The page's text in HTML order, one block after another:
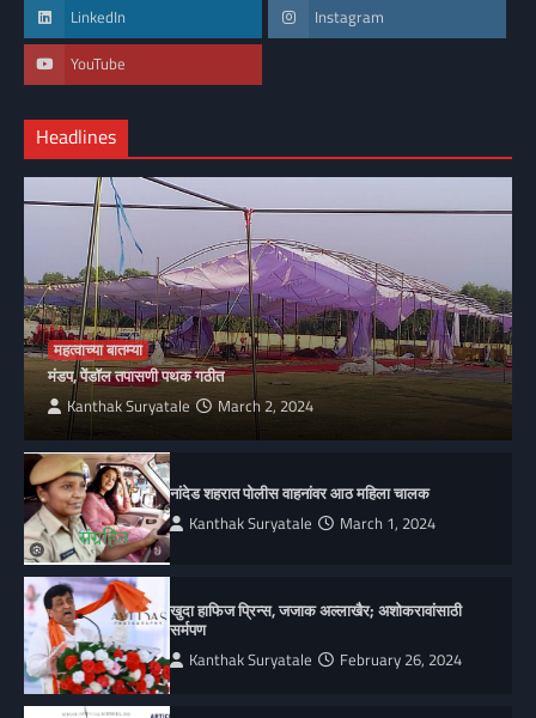
LinkedIn Instagram
YouTube
Headlines
महत्वाच्या बातम्या
मंडप, पेंडॉल तपासणी पथक गठीत
Kanthak Suryatale March 2, 2024
नांदेड शहरात पोलीस वाहनांवर आठ महिला चालक
Kanthak Suryatale March 1, 2024
खुदा हाफिज प्रिन्स, जजाक अल्लाखैर; अशोकरावांसाठी
सर्मपण
Kanthak Suryatale February 26, 2024